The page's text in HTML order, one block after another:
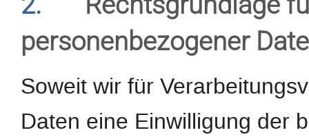
personenbezogener
Soweit wir für
Daten eine Einwilligung der